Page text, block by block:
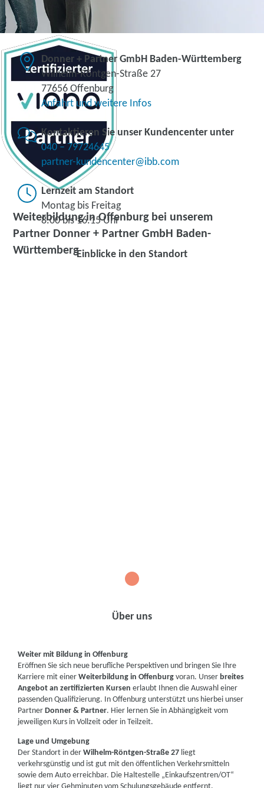
Weiterbildung in Offenburg bei unserem
Partner Donner + Partner GmbH Baden-
Württemberg
Donner + Partner GmbH Baden-Württemberg
Wilhelm-Röntgen-Straße 27
77656 Offenburg
Anfahrt und weitere Infos
Kontaktieren Sie unser Kundencenter unter
040 – 79724645
partner-kundencenter@ibb.com
Lernzeit am Standort
Montag bis Freitag
8.00 bis 16.15 Uhr
Einblicke in den Standort
Über uns
Weiter mit Bildung in Offenburg
Eröffnen Sie sich neue berufliche Perspektiven und bringen Sie Ihre
Karriere mit einerWeiterbildung in Offenburg voran. Unserbreites
Angebot an zertifizierten Kursen erlaubt Ihnen die Auswahl einer
passenden Qualifizierung. In Offenburg unterstützt uns hierbei unser
PartnerDonner & Partner. Hier lernen Sie in Abhängigkeit vom
jeweiligen Kurs in Vollzeit oder in Teilzeit.
Lage und Umgebung
Der Standort in derWilhelm-Röntgen-Straße 27 liegt
verkehrsgünstig und ist gut mit den öffentlichen Verkehrsmitteln
sowie dem Auto erreichbar. Die Haltestelle „Einkaufszentren/OT“